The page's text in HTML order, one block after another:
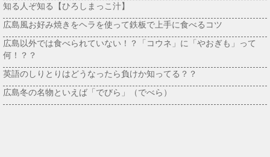
知る人ぞ知る【ひろしまっこ汁】
広島風お好み焼きをヘラを使って鉄板で上手に食べるコツ
広島以外では食べられていない！？「コウネ」に「やおぎも」って
何！？？
英語のしりとりはどうなったら負けか知ってる？？
広島冬の名物といえば「でびら」（でべら）